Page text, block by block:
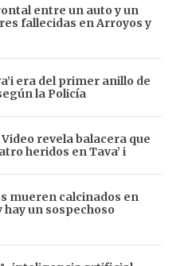
entre un auto y un
fallecidas en Arroyos y
era del primer anillo de
la Policía
revela balacera que
heridos en Tava’ i
mueren calcinados en
hay un sospechoso